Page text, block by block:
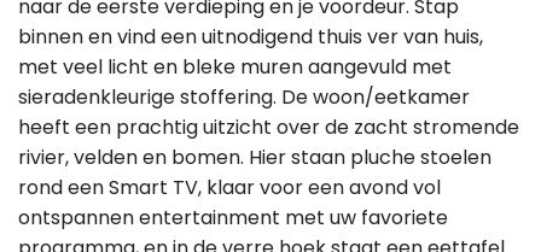
naar de eerste verdieping en je voordeur. Stap
binnen en vind een uitnodigend thuis ver van huis,
met veel licht en bleke muren aangevuld met
sieradenkleurige stoffering. De woon/eetkamer
heeft een prachtig uitzicht over de zacht stromende
rivier, velden en bomen. Hier staan pluche stoelen
rond een Smart TV, klaar voor een avond vol
ontspannen entertainment met uw favoriete